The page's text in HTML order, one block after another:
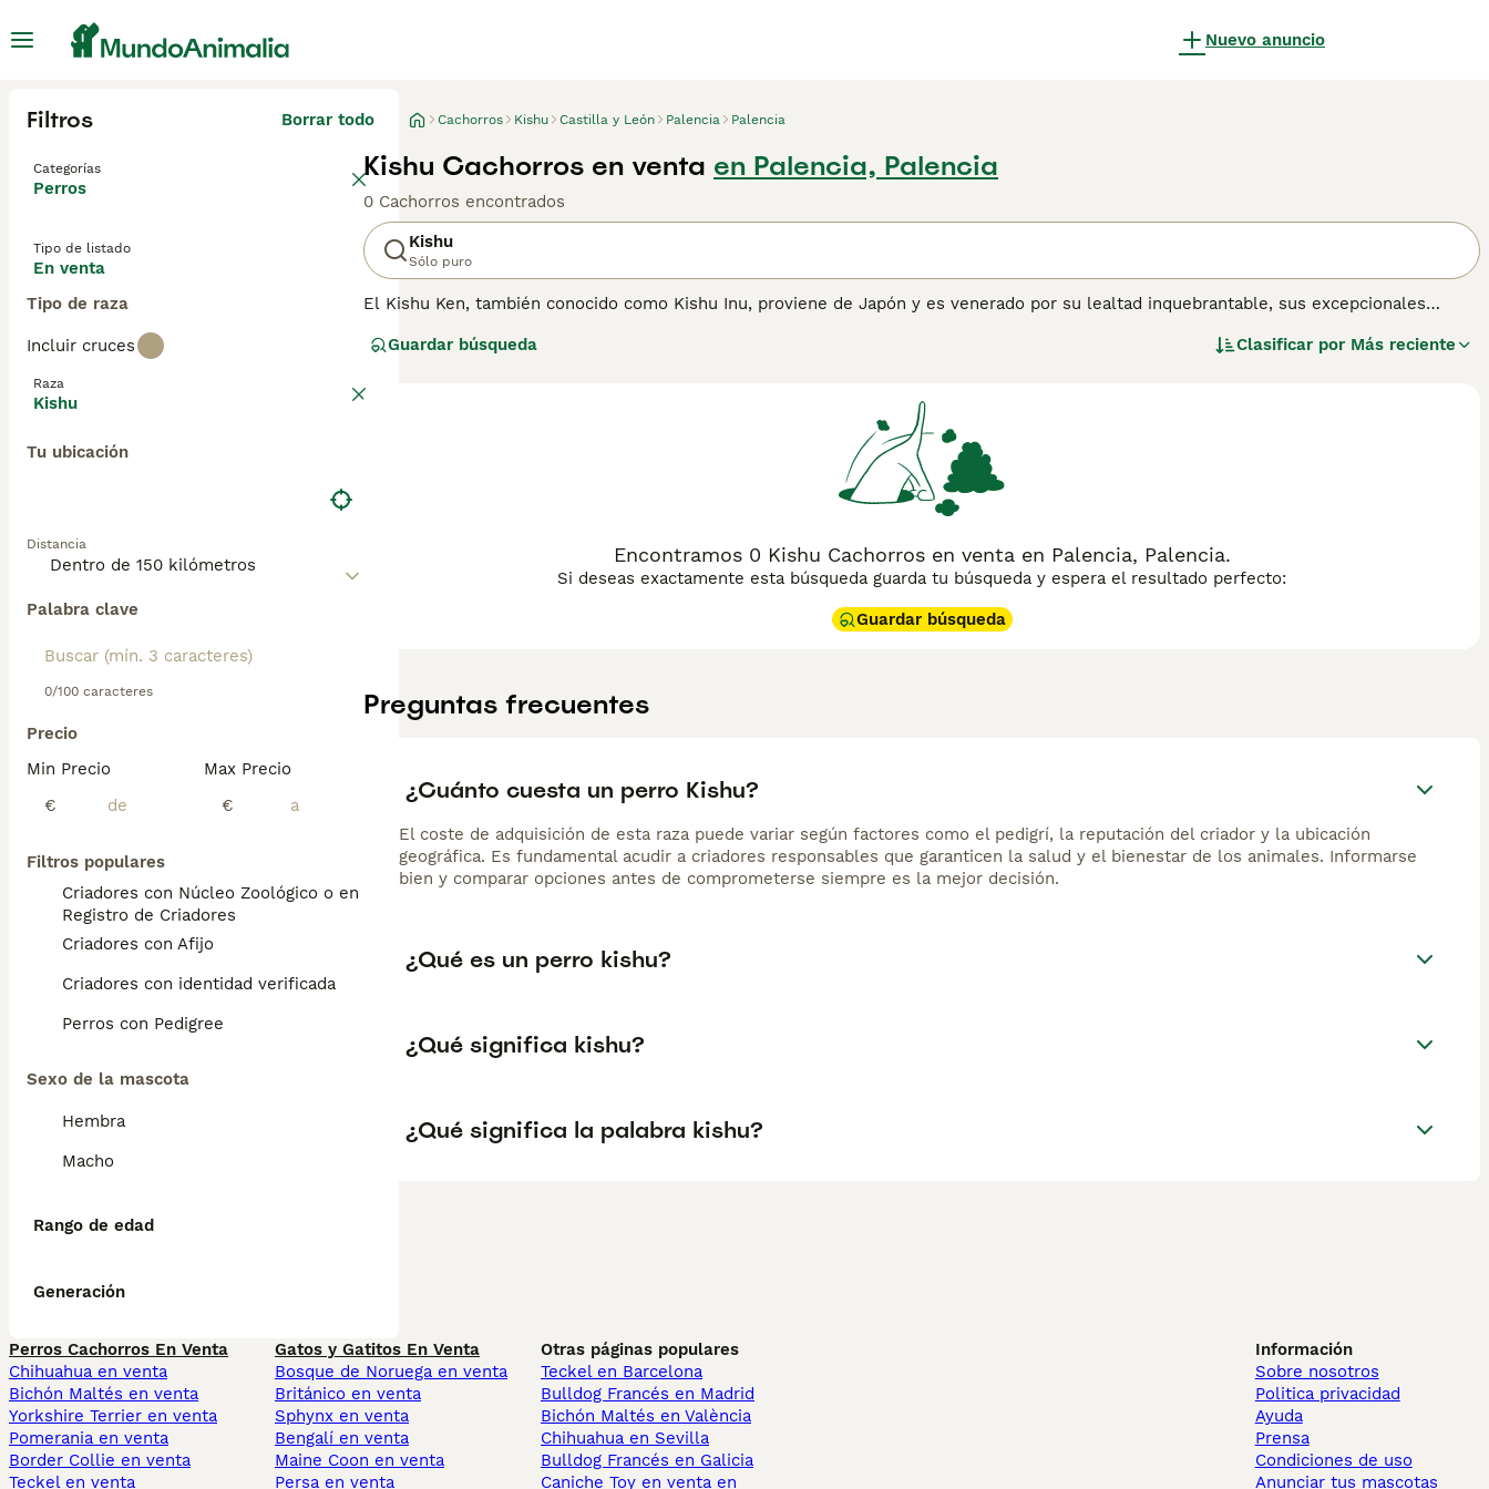
Nuevo anuncio
Filtros Borrar todo
Categorías
Perros
Tipo de listado
En venta
Tipo de raza
Incluir cruces
Raza
Kishu
Tu ubicación
Distancia
Palabra clave
0/100 caracteres
Precio
Min Precio
€
Max Precio
€
Filtros populares
Criadores con Núcleo Zoológico o en el
Registro de Criadores
Criadores con Afijo
Criadores con identidad verificada
Perros con Pedigree
Sexo de la mascota
Hembra
Macho
Rango de edad
Generación
Cachorros Kishu Castilla y León Palencia Palencia
Kishu Cachorros en venta en Palencia, Palencia
0 Cachorros encontrados
Kishu
Sólo puro
El Kishu Ken, también conocido como Kishu Inu, proviene de Japón y es venerado por su lealtad inquebrantable, sus excepcionales
ideal para moverse por terrenos accidentados. Su denso pelaje doble, predominantemente blanco pero a veces en atigrado o sésamo, es
sereno y equilibrado y forman lazos profundos con sus compañeros humanos. Su naturaleza decidida los hace menos adecuados para
hogares con múltiples mascotas, especialmente debido a sus tendencias dominantes hacia otros perros. Su aguda inteligencia y
disposición decidida hacen que el entrenamiento sea relativamente sencillo, pero resuenan mejor con propietarios que respetan sus
instintos innatos y valoran su autonomía. Lee nuestra página de consejos de compra de
Guardar búsqueda Clasificar por Más reciente
Encontramos 0 Kishu Cachorros en venta en Palencia, Palencia.
Si deseas exactamente esta búsqueda guarda tu búsqueda y espera el resultado perfecto:
Guardar búsqueda
Preguntas frecuentes
¿Cuánto cuesta un perro Kishu?
El coste de adquisición de esta raza puede variar según factores como el pedigrí, la reputación del criador y la ubicación
geográfica. Es fundamental acudir a criadores responsables que garanticen la salud y el bienestar de los animales. Informarse
bien y comparar opciones antes de comprometerse siempre es la mejor decisión.
¿Qué es un perro kishu?
¿Qué significa kishu?
¿Qué significa la palabra kishu?
Perros Cachorros En Venta
Chihuahua en venta
Bichón Maltés en venta
Yorkshire Terrier en venta
Pomerania en venta
Border Collie en venta
Teckel en venta
Gatos y Gatitos En Venta
Bosque de Noruega en venta
Británico en venta
Sphynx en venta
Bengalí en venta
Maine Coon en venta
Persa en venta
Otras páginas populares
Teckel en Barcelona
Bulldog Francés en Madrid
Bichón Maltés en València
Chihuahua en Sevilla
Bulldog Francés en Galicia
Caniche Toy en venta en
Información
Sobre nosotros
Politica privacidad
Ayuda
Prensa
Condiciones de uso
Anunciar tus mascotas